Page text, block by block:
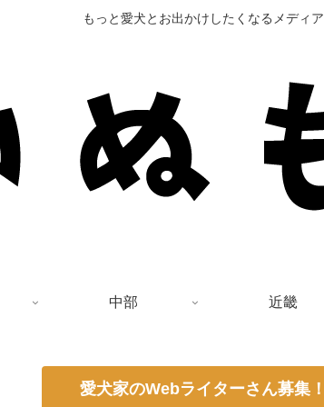
もっと愛犬とお出かけしたくなるメディア
中部 近畿
愛犬家のWebライターさん募集！